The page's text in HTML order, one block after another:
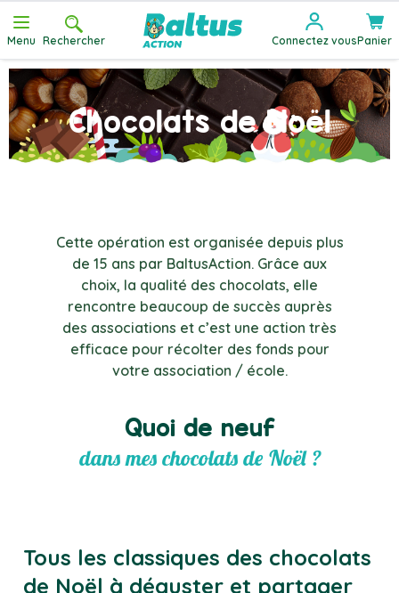
Menu Rechercher Connectez vousPanier
Chocolats de Noël
Cette opération est organisée depuis plus
de 15 ans par BaltusAction. Grâce aux
choix, la qualité des chocolats, elle
rencontre beaucoup de succès auprès
des associations et c’est une action très
efficace pour récolter des fonds pour
votre association / école.
Quoi de neuf
dans mes chocolats de Noël ?
Tous les classiques des chocolats
de Noël à déguster et partager